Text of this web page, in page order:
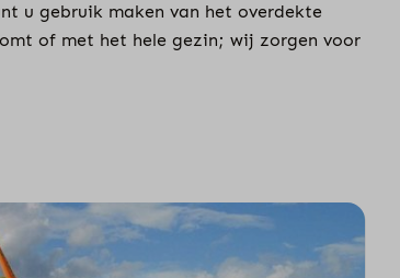
u gebruik maken van het overdekte
of met het hele gezin; wij zorgen voor